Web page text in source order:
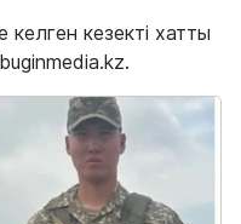
кезекті хатты